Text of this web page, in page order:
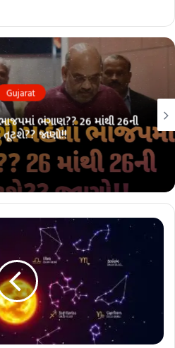
Gujarat
ભંગાણ?? 26 માંથી 26ની
જાણો!!